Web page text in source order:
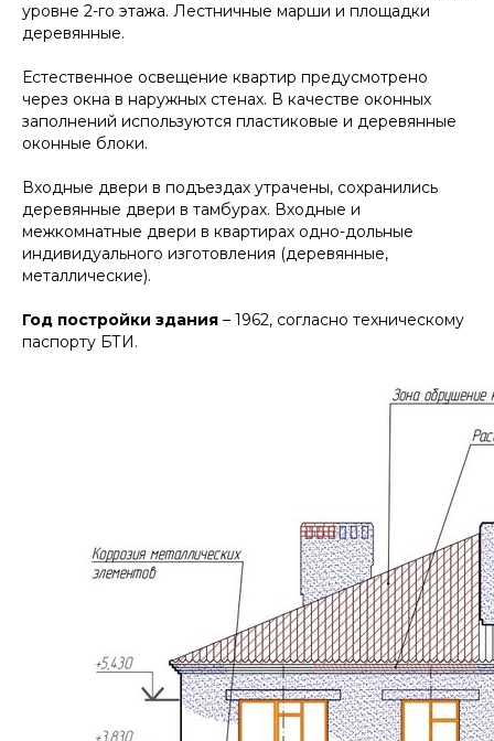
уровне 2-го этажа. Лестничные марши и площадки
деревянные.
Естественное освещение квартир предусмотрено
через окна в наружных стенах. В качестве оконных
заполнений используются пластиковые и деревянные
оконные блоки.
Входные двери в подъездах утрачены, сохранились
деревянные двери в тамбурах. Входные и
межкомнатные двери в квартирах одно-дольные
индивидуального изготовления (деревянные,
металлические).
Год постройки здания – 1962, согласно техническому
паспорту БТИ.